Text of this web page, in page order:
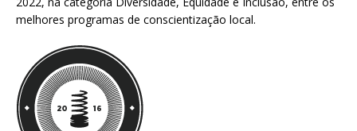
melhores programas de conscientização local.